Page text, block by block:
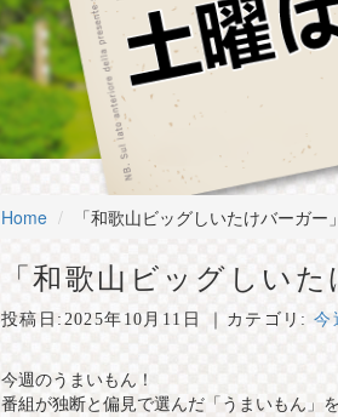
Home 「和歌山ビッグしいたけバーガー
「和歌山ビッグしい
投稿日: 2025年10月11日 ｜カテゴリ:今
今週のうまいもん！
番組が独断と偏見で選んだ「うまいもん」